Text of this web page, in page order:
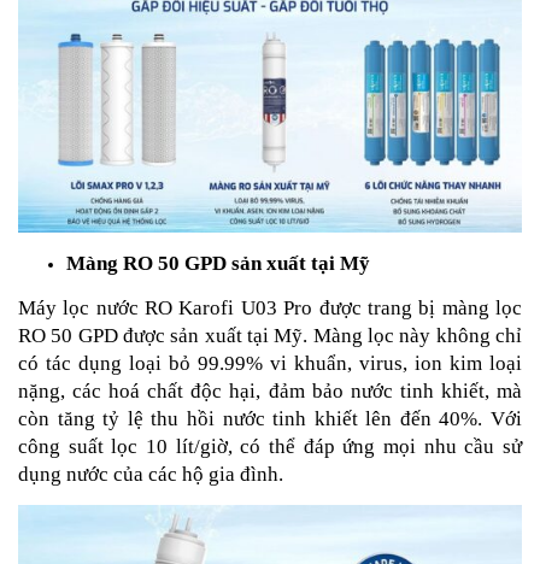
Màng RO 50 GPD sản xuất tại Mỹ
Máy lọc nước RO Karofi U03 Pro được trang bị màng lọc
RO 50 GPD được sản xuất tại Mỹ. Màng lọc này không chỉ
có tác dụng loại bỏ 99.99% vi khuẩn, virus, ion kim loại
nặng, các hoá chất độc hại, đảm bảo nước tinh khiết, mà
còn tăng tỷ lệ thu hồi nước tinh khiết lên đến 40%. Với
công suất lọc 10 lít/giờ, có thể đáp ứng mọi nhu cầu sử
dụng nước của các hộ gia đình.